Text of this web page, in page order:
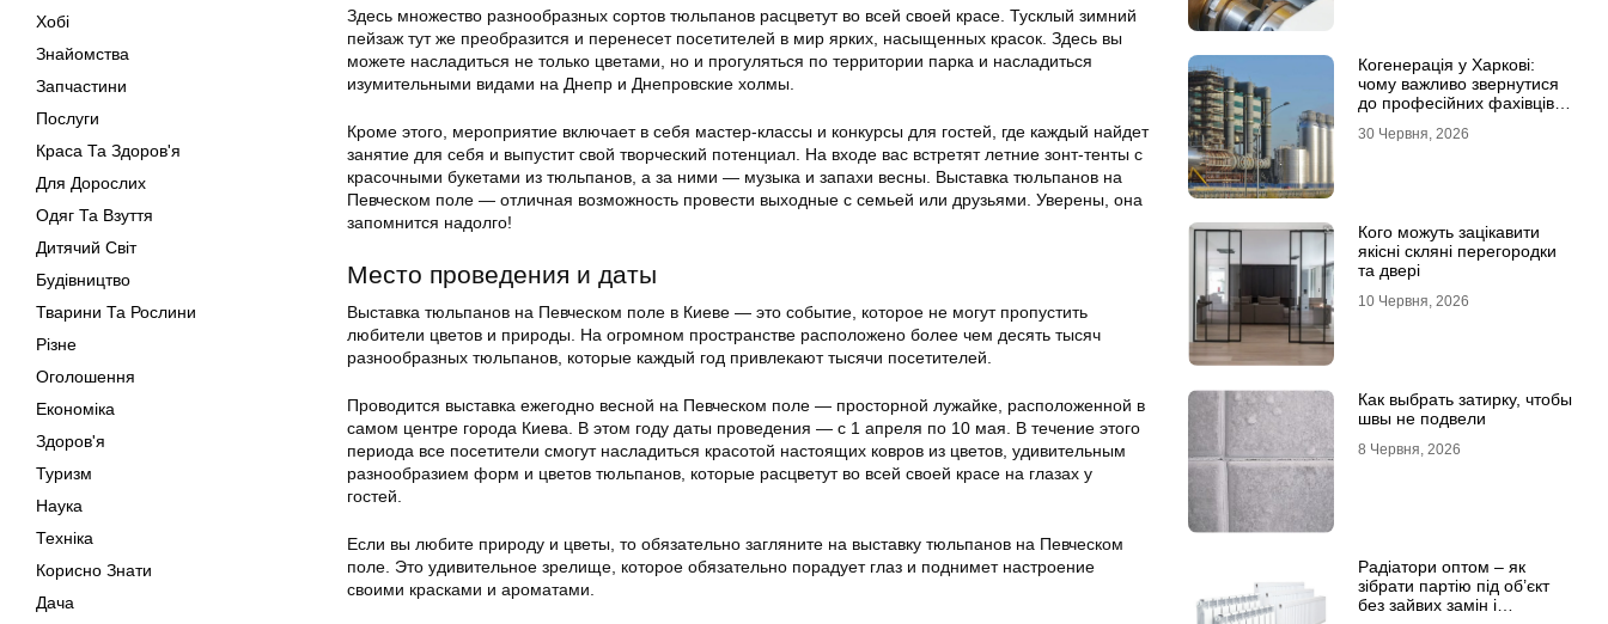
Хобі
Знайомства
Запчастини
Послуги
Краса Та Здоров'я
Для Дорослих
Одяг Та Взуття
Дитячий Світ
Будівництво
Тварини Та Рослини
Різне
Оголошення
Економіка
Здоров'я
Туризм
Наука
Техніка
Корисно Знати
Дача
Здесь множество разнообразных сортов тюльпанов расцветут во всей своей красе. Тусклый зимний
пейзаж тут же преобразится и перенесет посетителей в мир ярких, насыщенных красок. Здесь вы
можете насладиться не только цветами, но и прогуляться по территории парка и насладиться
изумительными видами на Днепр и Днепровские холмы.
Кроме этого, мероприятие включает в себя мастер-классы и конкурсы для гостей, где каждый найдет
занятие для себя и выпустит свой творческий потенциал. На входе вас встретят летние зонт-тенты с
красочными букетами из тюльпанов, а за ними — музыка и запахи весны. Выставка тюльпанов на
Певческом поле — отличная возможность провести выходные с семьей или друзьями. Уверены, она
запомнится надолго!
Место проведения и даты
Выставка тюльпанов на Певческом поле в Киеве — это событие, которое не могут пропустить
любители цветов и природы. На огромном пространстве расположено более чем десять тысяч
разнообразных тюльпанов, которые каждый год привлекают тысячи посетителей.
Проводится выставка ежегодно весной на Певческом поле — просторной лужайке, расположенной в
самом центре города Киева. В этом году даты проведения — с 1 апреля по 10 мая. В течение этого
периода все посетители смогут насладиться красотой настоящих ковров из цветов, удивительным
разнообразием форм и цветов тюльпанов, которые расцветут во всей своей красе на глазах у
гостей.
Если вы любите природу и цветы, то обязательно загляните на выставку тюльпанов на Певческом
поле. Это удивительное зрелище, которое обязательно порадует глаз и поднимет настроение
своими красками и ароматами.
Когенерація у Харкові:
чому важливо звернутися
до професійних фахівців з
30 Червня, 2026
Кого можуть зацікавити
якісні скляні перегородки
та двері
10 Червня, 2026
Как выбрать затирку, чтобы
швы не подвели
8 Червня, 2026
Радіатори оптом – як
зібрати партію під об’єкт
без зайвих замін і